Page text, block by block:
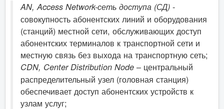
AN, Access Network-сеть доступа (СД) -
совокупность абонентских линий и оборудования
(станций) местной сети, обслуживающих доступ
абонентских терминалов к транспортной сети и
местную связь без выхода на транспортную сеть;
CDN, Center Distribution Node – центральный
распределительный узел (головная станция)
обеспечивает доступ абонентских устройств к
узлам услуг;